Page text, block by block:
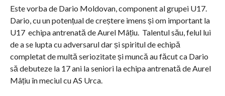
Este vorba de Dario Moldovan, component al grupei U17.
Dario, cu un potențual de creștere imens și om important la
U17 echipa antrenată de Aurel Mâțiu. Talentul său, felul lui
de a se lupta cu adversarul dar și spiritul de echipă
completat de multă seriozitate și muncă au făcut ca Dario
să debuteze la 17 ani la seniori la echipa antrenată de Aurel
Mâțiu în meciul cu AS Urca.